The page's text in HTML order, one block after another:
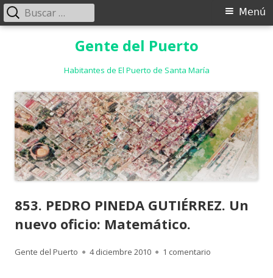
Gente del Puerto
Habitantes de El Puerto de Santa María
Menú
Menú
Buscar:
853. PEDRO PINEDA GUTIÉRREZ. Un
nuevo oficio: Matemático.
Autor
Gente del Puerto
Publicado
4 diciembre 2010 1 comentario